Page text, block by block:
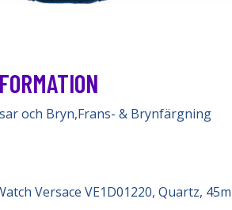
och Bryn,Frans- & Brynfärgning
Versace VE1D01220, Quartz,